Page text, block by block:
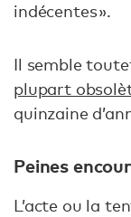
indécentes ».
Il semble
plupart
quinzaine
Peines
L’acte ou la